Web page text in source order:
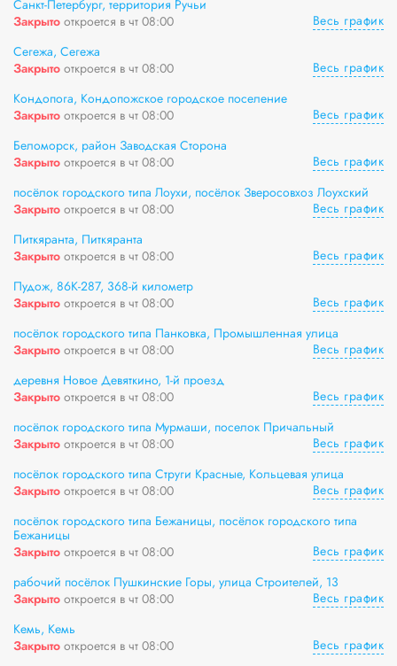
Санкт-Петербург, территория Ручьи
Закрыто откроется в чт 08:00
Весь график
Сегежа, Сегежа
Закрыто откроется в чт 08:00
Весь график
Кондопога, Кондопожское городское поселение
Закрыто откроется в чт 08:00
Весь график
Беломорск, район Заводская Сторона
Закрыто откроется в чт 08:00
Весь график
посёлок городского типа Лоухи, посёлок Зверосовхоз Лоухский
Закрыто откроется в чт 08:00
Весь график
Питкяранта, Питкяранта
Закрыто откроется в чт 08:00
Весь график
Пудож, 86К-287, 368-й километр
Закрыто откроется в чт 08:00
Весь график
посёлок городского типа Панковка, Промышленная улица
Закрыто откроется в чт 08:00
Весь график
деревня Новое Девяткино, 1-й проезд
Закрыто откроется в чт 08:00
Весь график
посёлок городского типа Мурмаши, поселок Причальный
Закрыто откроется в чт 08:00
Весь график
посёлок городского типа Струги Красные, Кольцевая улица
Закрыто откроется в чт 08:00
Весь график
посёлок городского типа Бежаницы, посёлок городского типа
Бежаницы
Закрыто откроется в чт 08:00
Весь график
рабочий посёлок Пушкинские Горы, улица Строителей, 13
Закрыто откроется в чт 08:00
Весь график
Кемь, Кемь
Закрыто откроется в чт 08:00
Весь график